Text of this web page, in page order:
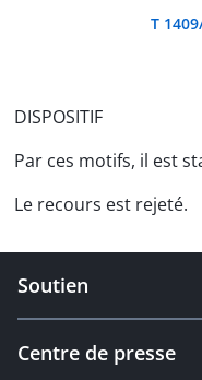
T
DISPOSITIF
Par ces motifs, il est
Le recours est rejeté.
Soutien
Centre de presse